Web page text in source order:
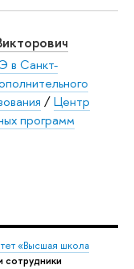
в Санкт-
/Центр
программ
«Высшая школа
сотрудники